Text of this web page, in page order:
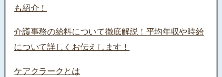
も紹介！
介護事務の給料について徹底解説！平均年収や時給
について詳しくお伝えします！
ケアクラークとは